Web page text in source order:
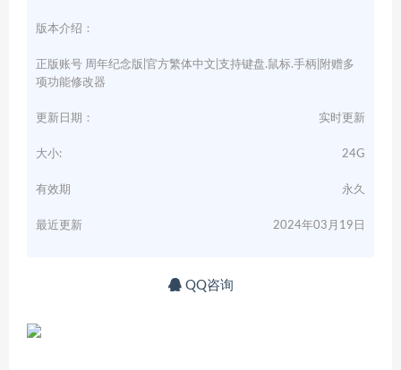
版本介绍：
正版账号 周年纪念版|官方繁体中文|支持键盘.鼠标.手柄|附赠多
项功能修改器
更新日期： 实时更新
大小: 24G
有效期 永久
最近更新 2024年03月19日
QQ咨询